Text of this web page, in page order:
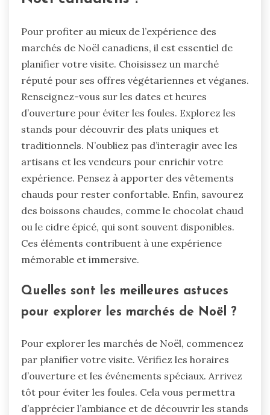
Pour profiter au mieux de l’expérience des
marchés de Noël canadiens, il est essentiel de
planifier votre visite. Choisissez un marché
réputé pour ses offres végétariennes et véganes.
Renseignez-vous sur les dates et heures
d’ouverture pour éviter les foules. Explorez les
stands pour découvrir des plats uniques et
traditionnels. N’oubliez pas d’interagir avec les
artisans et les vendeurs pour enrichir votre
expérience. Pensez à apporter des vêtements
chauds pour rester confortable. Enfin, savourez
des boissons chaudes, comme le chocolat chaud
ou le cidre épicé, qui sont souvent disponibles.
Ces éléments contribuent à une expérience
mémorable et immersive.
Quelles sont les meilleures astuces
pour explorer les marchés de Noël ?
Pour explorer les marchés de Noël, commencez
par planifier votre visite. Vérifiez les horaires
d’ouverture et les événements spéciaux. Arrivez
tôt pour éviter les foules. Cela vous permettra
d’apprécier l’ambiance et de découvrir les stands